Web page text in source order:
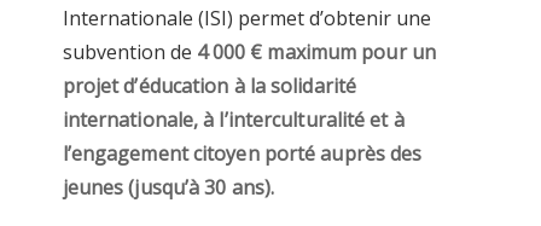
Internationale (ISI) permet d’obtenir une
subvention de 4 000 € maximum pour un
projet d’éducation à la solidarité
internationale, à l’interculturalité et à
l’engagement citoyen porté auprès des
jeunes (jusqu’à 30 ans).